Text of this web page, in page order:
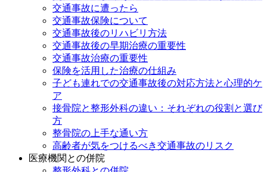
交通事故に遭ったら
交通事故保険について
交通事故後のリハビリ方法
交通事故後の早期治療の重要性
交通事故治療の重要性
保険を活用した治療の仕組み
子ども連れでの交通事故後の対応方法と心理的ケ
ア
接骨院と整形外科の違い：それぞれの役割と選び
方
整骨院の上手な通い方
高齢者が気をつけるべき交通事故のリスク
医療機関との併院